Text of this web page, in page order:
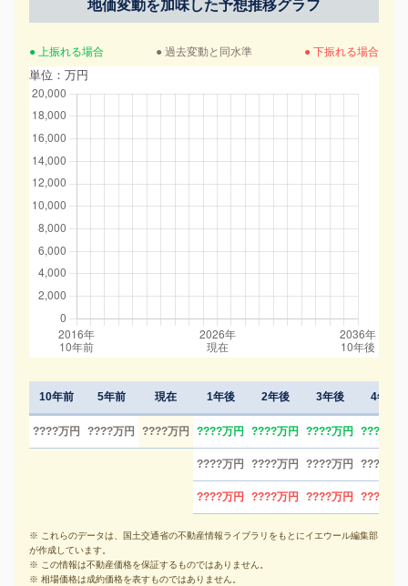
地価変動を加味した予想推移グラフ
● 上振れる場合 ● 過去変動と同水準 ● 下振れる場合
単位：万円
10年前 5年前 現在
????万円 ????万円 ????万円
1年後 2年後 3年後 4年後
????万円 ????万円 ????万円 ????万円
????万円 ????万円 ????万円 ????万円
????万円 ????万円 ????万円 ????万円
※ これらのデータは、国土交通省の不動産情報ライブラリをもとにイエウール編集部
が作成しています。
※ この情報は不動産価格を保証するものではありません。
※ 相場価格は成約価格を表すものではありません。